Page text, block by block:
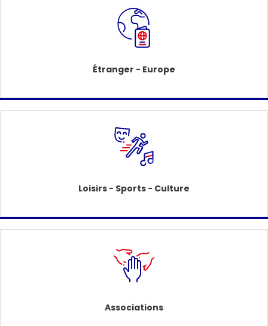
Étranger - Europe
Loisirs - Sports - Culture
Associations